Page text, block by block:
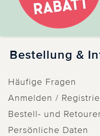
Bestellung &
Häufige Fragen
Anmelden /
Bestell- und
Persönliche Daten